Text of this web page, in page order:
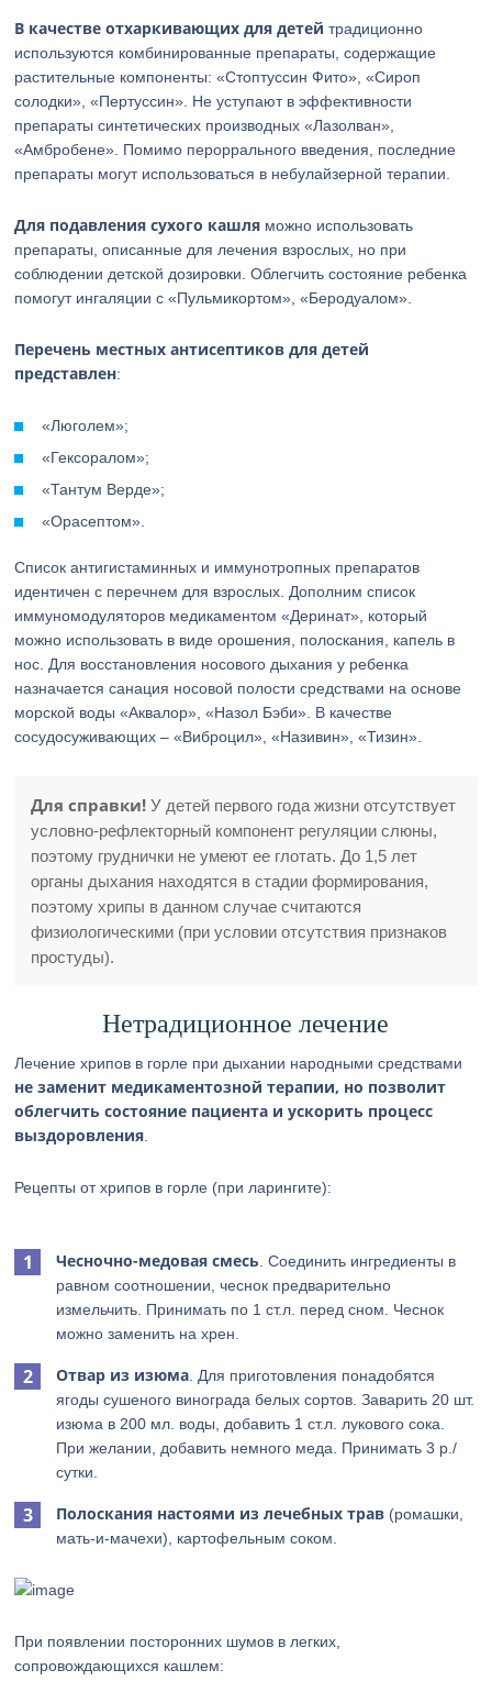
В качестве отхаркивающих для детей традиционно
используются комбинированные препараты, содержащие
растительные компоненты: «Стоптуссин Фито», «Сироп
солодки», «Пертуссин». Не уступают в эффективности
препараты синтетических производных «Лазолван»,
«Амбробене». Помимо пероррального введения, последние
препараты могут использоваться в небулайзерной терапии.
Для подавления сухого кашля можно использовать
препараты, описанные для лечения взрослых, но при
соблюдении детской дозировки. Облегчить состояние ребенка
помогут ингаляции с «Пульмикортом», «Беродуалом».
Перечень местных антисептиков для детей
представлен:
«Люголем»;
«Гексоралом»;
«Тантум Верде»;
«Орасептом».
Список антигистаминных и иммунотропных препаратов
идентичен с перечнем для взрослых. Дополним список
иммуномодуляторов медикаментом «Деринат», который
можно использовать в виде орошения, полоскания, капель в
нос. Для восстановления носового дыхания у ребенка
назначается санация носовой полости средствами на основе
морской воды «Аквалор», «Назол Бэби». В качестве
сосудосуживающих – «Виброцил», «Називин», «Тизин».
Для справки! У детей первого года жизни отсутствует
условно-рефлекторный компонент регуляции слюны,
поэтому груднички не умеют ее глотать. До 1,5 лет
органы дыхания находятся в стадии формирования,
поэтому хрипы в данном случае считаются
физиологическими (при условии отсутствия признаков
простуды).
Нетрадиционное лечение
Лечение хрипов в горле при дыхании народными средствами
не заменит медикаментозной терапии, но позволит
облегчить состояние пациента и ускорить процесс
выздоровления
Рецепты от хрипов в горле (при ларингите):
Чесночно-медовая смесь . Соединить ингредиенты в
равном соотношении, чеснок предварительно
измельчить. Принимать по 1 ст.л. перед сном. Чеснок
можно заменить на хрен.
Отвар из изюма . Для приготовления понадобятся
ягоды сушеного винограда белых сортов. Заварить 20 шт.
изюма в 200 мл. воды, добавить 1 ст.л. лукового сока.
При желании, добавить немного меда. Принимать 3 р./
сутки.
Полоскания настоями из лечебных трав (ромашки,
мать-и-мачехи), картофельным соком.
При появлении посторонних шумов в легких,
сопровождающихся кашлем: